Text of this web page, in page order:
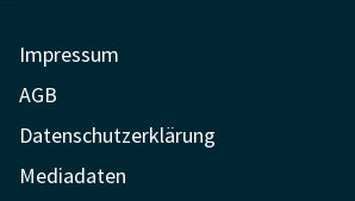
Impressum
AGB
Datenschutzerklärung
Mediadaten